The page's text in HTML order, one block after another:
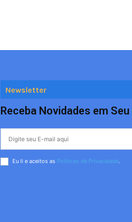
Newsletter
Receba Novidades em Seu
Eu li e aceitos as Políticas de Privacidade.